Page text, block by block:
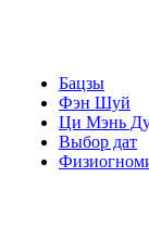
Бацзы
Фэн Шуй
Ци Мэнь
Выбор дат